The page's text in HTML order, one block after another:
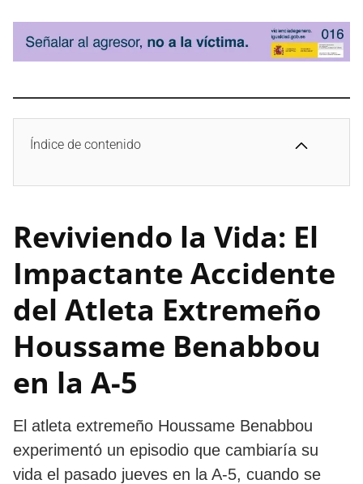
Índice de contenido
Reviviendo la Vida: El
Impactante Accidente
del Atleta Extremeño
Houssame Benabbou
en la A-5
El atleta extremeño Houssame Benabbou
experimentó un episodio que cambiaría su
vida el pasado jueves en la A-5, cuando se